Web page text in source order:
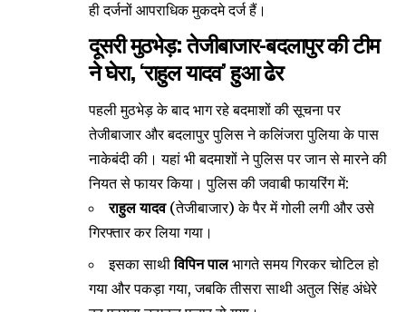
ही दर्जनों आपराधिक मुकदमे दर्ज हैं।
दूसरी मुठभेड़: तेजीबाजार-बदलापुर की टीम
ने घेरा, ‘राहुल यादव’ हुआ ढेर
​पहली मुठभेड़ के बाद भाग रहे बदमाशों की सूचना पर
तेजीबाजार और बदलापुर पुलिस ने कलिंजरा पुलिया के पास
नाकेबंदी की। यहां भी बदमाशों ने पुलिस पर जान से मारने की
नियत से फायर किया। पुलिस की जवाबी फायरिंग में:
राहुल यादव(तेजीबाजार) के पैर में गोली लगी और उसे
गिरफ्तार कर लिया गया।
​इसका साथीविपिन पालभागते समय गिरकर चोटिल हो
गया और पकड़ा गया, जबकि तीसरा साथी अतुल सिंह अंधेरे